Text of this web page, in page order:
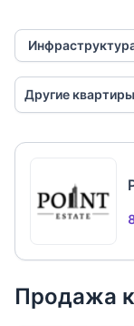
Другие
Продажа